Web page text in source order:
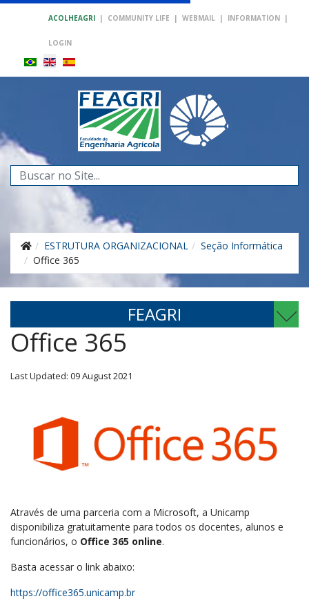
ACOLHEAGRI | COMMUNITY LIFE | WEBMAIL | INFORMATION |
LOGIN
Search
...
ESTRUTURA ORGANIZACIONAL
Seção Informática
Office 365
FEAGRI
Office 365
Last Updated: 09 August 2021
Através de uma parceria com a Microsoft, a Unicamp
disponibiliza gratuitamente para todos os docentes, alunos e
funcionários, o Office 365 online.
Basta acessar o link abaixo:
https://office365.unicamp.br